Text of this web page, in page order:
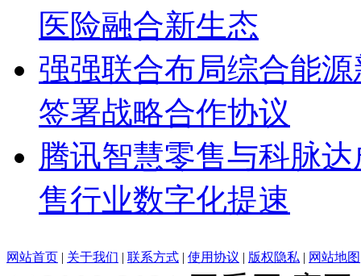
医险融合新生态
强强联合布局综合能
签署战略合作协议
腾讯智慧零售与科脉达
售行业数字化提速
网站首页 | 关于我们 | 联系方式 | 使用协议 | 版权隐私 | 网站地图